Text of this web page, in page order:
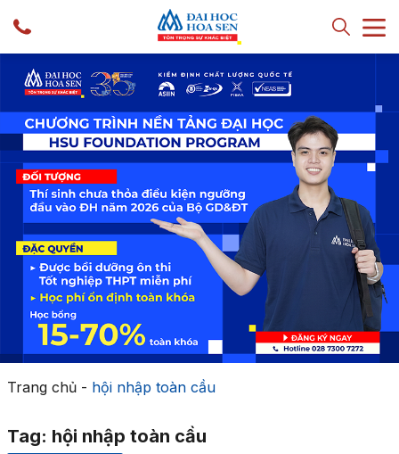
Trang chủ- hội nhập toàn cầu
Tag: hội nhập toàn cầu